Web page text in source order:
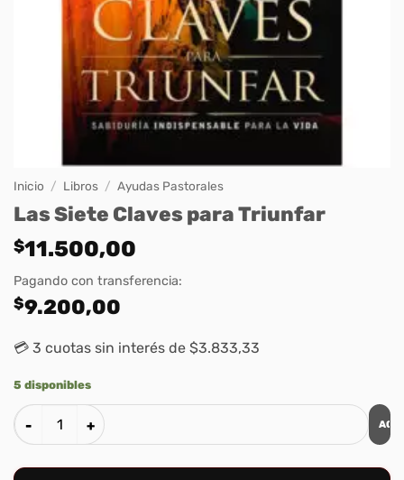
Inicio / Libros / Ayudas Pastorales
Las Siete Claves para Triunfar
$11.500,00
Pagando con transferencia:
$9.200,00
💳 3 cuotas sin interés de $3.833,33
5 disponibles
Las Siete Claves para Triunfar cantidad